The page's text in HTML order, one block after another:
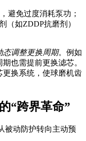
避免过度消耗泵功；
（如ZDDP抗磨剂）
态调整更换周期。例如
也需提前更换滤芯。
换系统，使球磨机齿
“跨界革命”
被动防护转向主动预